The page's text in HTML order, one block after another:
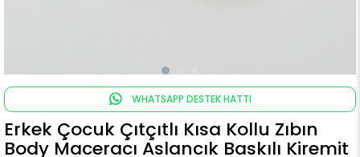
WHATSAPP DESTEK HATTI
Erkek Çocuk Çıtçıtlı Kısa Kollu Zıbın
Body Maceracı Aslancık Baskılı Kiremit